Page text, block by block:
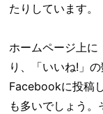
たりしています。
ホームページ上に
り、「いいね!」
Facebookに投稿
も多いでしょう